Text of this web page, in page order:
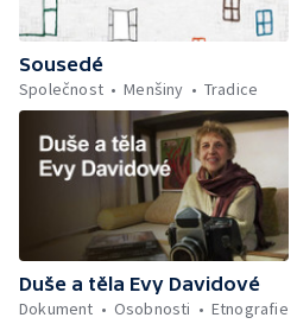
Sousedé
Společnost
Menšiny Tradice
Duše a těla Evy Davidové
Dokument
Osobnosti Etnografie